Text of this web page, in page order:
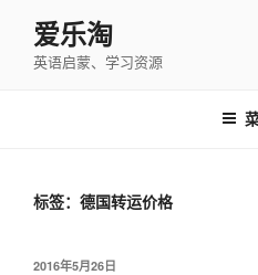
爱乐淘
英语启蒙、学习资源
标签：德国转运价格
发
2016年5月26日